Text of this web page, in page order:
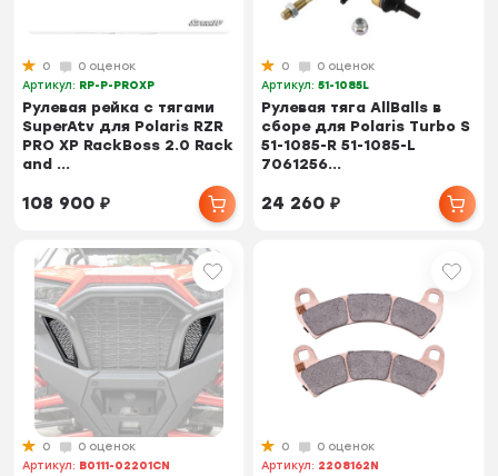
0
0 оценок
Артикул: RP-P-PROXP
Рулевая рейка с тягами
SuperAtv для Polaris RZR
PRO XP RackBoss 2.0 Rack
and ...
108 900₽
0
0 оценок
Артикул:51-1085L
Рулевая тяга AllBalls в
сборе для Polaris Turbo S
51-1085-R 51-1085-L
7061256...
24 260₽
0
0 оценок
Артикул: B0111-02201CN
0
0 оценок
Артикул: 2208162N